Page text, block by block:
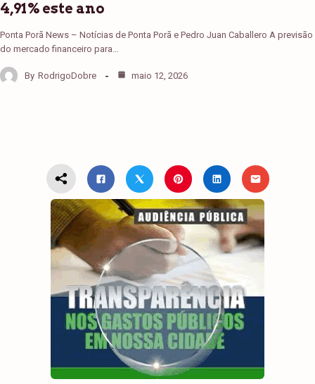
4,91% este ano
Ponta Porã News – Notícias de Ponta Porã e Pedro Juan Caballero A previsão
do mercado financeiro para…
By RodrigoDobre maio 12, 2026